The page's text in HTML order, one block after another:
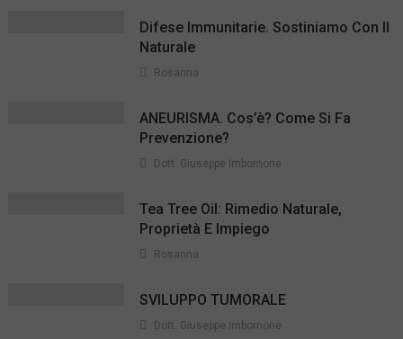
Difese Immunitarie. Sostiniamo Con Il
Naturale
Rosanna
ANEURISMA. Cos’è? Come Si Fa
Prevenzione?
Dott. Giuseppe Imbornone
Tea Tree Oil: Rimedio Naturale,
Proprietà E Impiego
Rosanna
SVILUPPO TUMORALE
Dott. Giuseppe Imbornone